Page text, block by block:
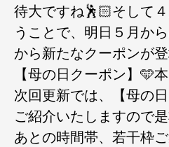
待大ですね🕺🏻️そして
うことで、明日５月か
から新たなクーポンが登
【母の日クーポン】🩵
次回更新では、【母の
ご紹介いたしますので
あとの時間帯、若干枠